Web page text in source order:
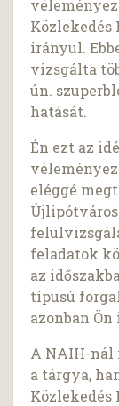
irányul.
vizsgálta
ún.
hatását.
Én ezt az
eléggé
feladatok
az
típusú
azonban
A NAIH-nál
a tárgya,